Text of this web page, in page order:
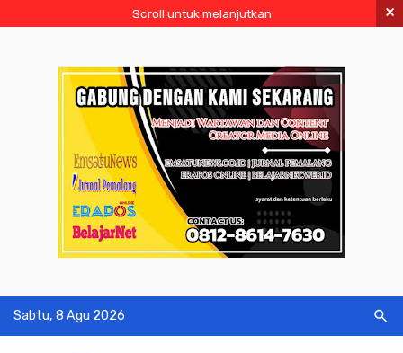
Scroll untuk melanjutkan ×
Sabtu, 8 Agu 2026 search